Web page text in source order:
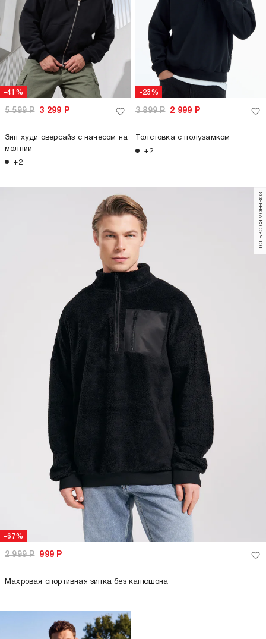
-41%
5 599Р 3 299 Р
Зип худи оверсайз с начесом на
молнии
+2
-23%
3 899Р 2 999 Р
Толстовка с полузамком
+2
-67%
только самовывоз
2 999Р 999 Р
Махровая спортивная зипка без капюшона